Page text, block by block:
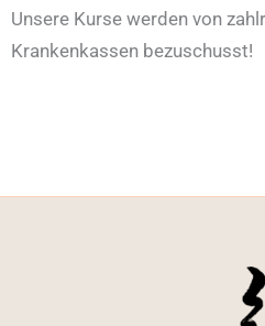
Unsere Kurse werden von
Krankenkassen bezuschusst!